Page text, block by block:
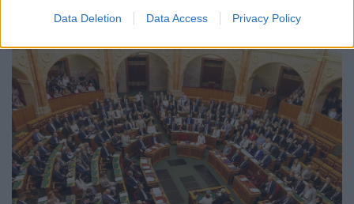
Data Deletion Data Access Privacy Policy